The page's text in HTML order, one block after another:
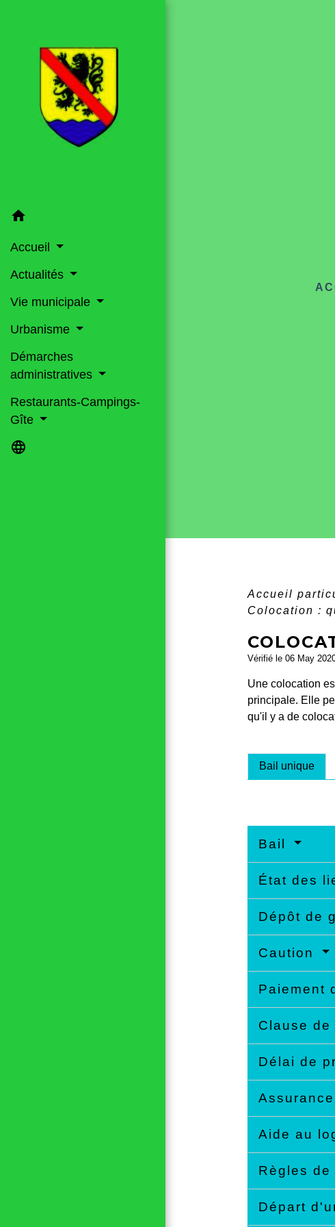
home
Accueil
Actualités
Vie municipale
Urbanisme
Démarches
administratives
Restaurants-Campings-
Gîte
language
Accueil
Colocation :
Vérifié le 06 May
Une colocation
principale. Elle
qu'il y a de
Bail unique
Bail
État des
Dépôt de
Caution
Paiement
Clause
Délai de
Assurance
Aide au
Règles
Départ